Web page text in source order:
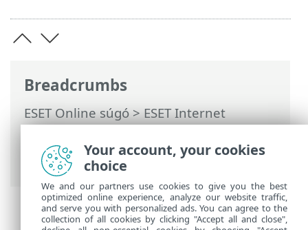
Breadcrumbs
ESET Online súgó>ESET Internet
Security>További beállítások>Védelmek
Hálózati hozzáférés-védelem>Tűzfal>
Alkalmazások módosításának felismerése
Your account, your cookies
choice
We and our partners use cookies to give you the best
optimized online experience, analyze our website traffic,
and serve you with personalized ads. You can agree to the
collection of all cookies by clicking "Accept all and close",